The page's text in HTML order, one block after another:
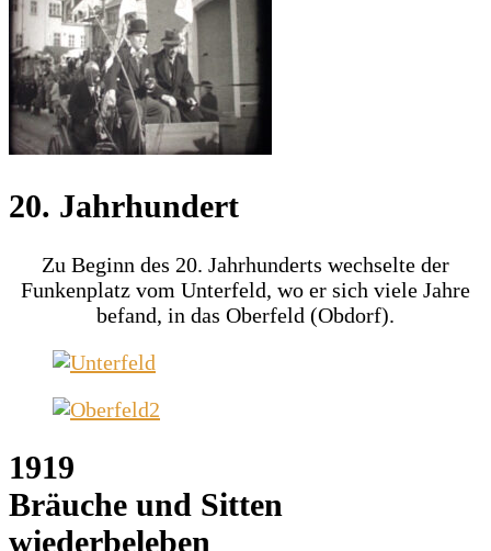
20. Jahrhundert
Zu Beginn des 20. Jahrhunderts wechselte der
Funkenplatz vom Unterfeld, wo er sich viele Jahre
befand, in das Oberfeld (Obdorf).
1919
Bräuche und Sitten
wiederbeleben